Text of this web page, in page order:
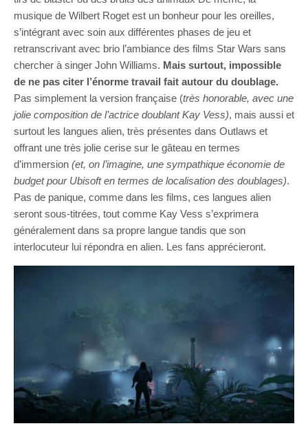
musique de Wilbert Roget est un bonheur pour les oreilles,
s’intégrant avec soin aux différentes phases de jeu et
retranscrivant avec brio l’ambiance des films Star Wars sans
chercher à singer John Williams. Mais surtout, impossible
de ne pas citer l’énorme travail fait autour du doublage.
Pas simplement la version française (très honorable, avec une
jolie composition de l’actrice doublant Kay Vess), mais aussi et
surtout les langues alien, très présentes dans Outlaws et
offrant une très jolie cerise sur le gâteau en termes
d’immersion (et, on l’imagine, une sympathique économie de
budget pour Ubisoft en termes de localisation des doublages).
Pas de panique, comme dans les films, ces langues alien
seront sous-titrées, tout comme Kay Vess s’exprimera
généralement dans sa propre langue tandis que son
interlocuteur lui répondra en alien. Les fans apprécieront.